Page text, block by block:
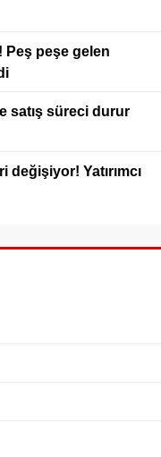
Peş peşe gelen
satış süreci durur
Yatırımcı